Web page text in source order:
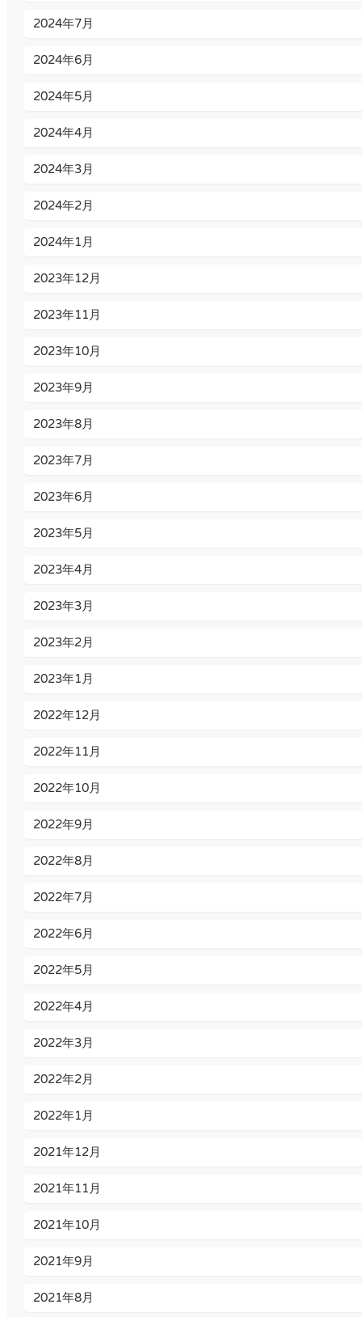
2024年7月
2024年6月
2024年5月
2024年4月
2024年3月
2024年2月
2024年1月
2023年12月
2023年11月
2023年10月
2023年9月
2023年8月
2023年7月
2023年6月
2023年5月
2023年4月
2023年3月
2023年2月
2023年1月
2022年12月
2022年11月
2022年10月
2022年9月
2022年8月
2022年7月
2022年6月
2022年5月
2022年4月
2022年3月
2022年2月
2022年1月
2021年12月
2021年11月
2021年10月
2021年9月
2021年8月